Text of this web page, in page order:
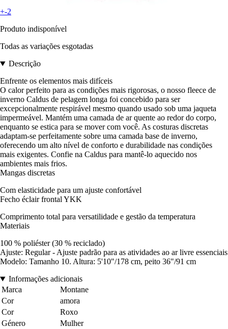
+-2
Produto indisponível
Todas as variações esgotadas
Descrição
Enfrente os elementos mais difíceis
O calor perfeito para as condições mais rigorosas, o nosso fleece de
inverno Caldus de pelagem longa foi concebido para ser
excepcionalmente respirável mesmo quando usado sob uma jaqueta
impermeável. Mantém uma camada de ar quente ao redor do corpo,
enquanto se estica para se mover com você. As costuras discretas
adaptam-se perfeitamente sobre uma camada base de inverno,
oferecendo um alto nível de conforto e durabilidade nas condições
mais exigentes. Confie na Caldus para mantê-lo aquecido nos
ambientes mais frios.
Mangas discretas
Com elasticidade para um ajuste confortável
Fecho éclair frontal YKK
Comprimento total para versatilidade e gestão da temperatura
Materiais
100 % poliéster (30 % reciclado)
Ajuste: Regular - Ajuste padrão para as atividades ao ar livre essenciais
Modelo: Tamanho 10. Altura: 5'10"/178 cm, peito 36"/91 cm
Informações adicionais
Marca
Montane
Cor
amora
Cor
Roxo
Género
Mulher